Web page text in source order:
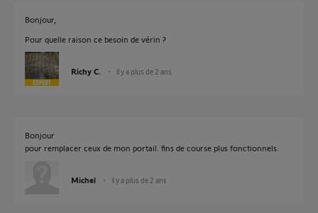
Bonjour,
Pour quelle raison ce besoin de vérin ?
Richy C. il y a plus de 2 ans
Bonjour
pour remplacer ceux de mon portail. fins de course plus fonctionnels.
Michel il y a plus de 2 ans